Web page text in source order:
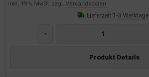
inkl. 19 % MwSt. zzgl. Versandkosten
Lieferzeit:1-3 Werktage
-
Produkt Details